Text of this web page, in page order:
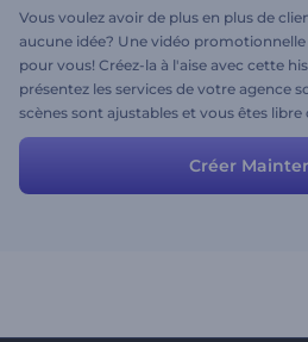
Vous voulez avoir de plus en plus de
aucune idée? Une vidéo
pour vous! Créez-la à l'aise avec cette
présentez les services de votre agence
scènes sont ajustables et vous êtes
propres fichiers multimédia et
création de votre vidéo et vous suivrez
plaisir!
Créer